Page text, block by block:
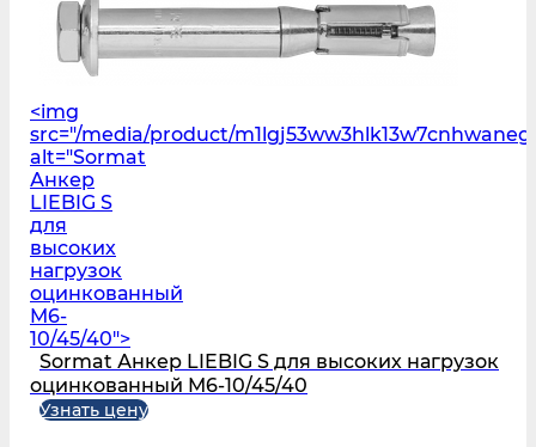
<img
src="/media/product/
alt="Sormat
Анкер
LIEBIG S
для
высоких
нагрузок
оцинкованный
M6-
10/45/40">
Sormat Анкер LIEBIG S для высоких нагрузок
оцинкованный M6-10/45/40
Узнать цену